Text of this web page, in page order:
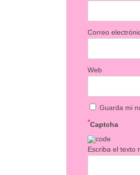
Correo
Web
Guarda mi
Captcha
*
Escriba el texto